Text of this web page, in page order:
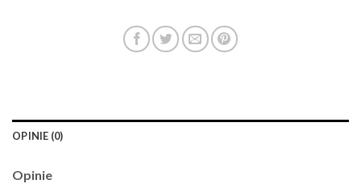
OPINIE (0)
Opinie